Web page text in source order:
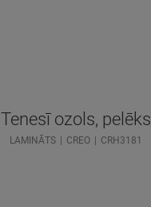
Tenesī ozols, pelēks
LAMINĀTS CREO CRH3181